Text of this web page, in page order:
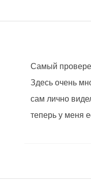
Самый
Здесь очень
сам лично
теперь у меня